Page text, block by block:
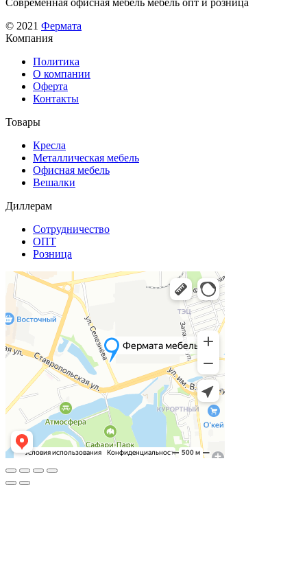
© 2021 Фермата
Компания
Политика
О компании
Оферта
Контакты
Товары
Кресла
Металлическая мебель
Офисная мебель
Вешалки
Диллерам
Сотрудничество
ОПТ
Розница